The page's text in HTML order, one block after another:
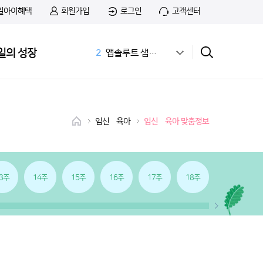
아이혜택 회원가입 로그인 고객센터
의 성장
2
앱솔루트 샘플신청
7 홀더
9 첫우유
10 166화
임신•육아 임신•육아 맞춤정보
주 14주 15주 16주 17주 18주